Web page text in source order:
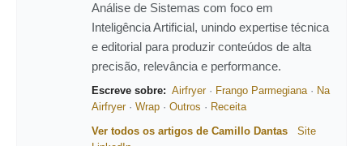
Análise de Sistemas com foco em
Inteligência Artificial, unindo expertise técnica
e editorial para produzir conteúdos de alta
precisão, relevância e performance.
Escreve sobre: Airfryer· Frango Parmegiana· Na
Airfryer· Wrap · Outros · Receita
Ver todos os artigos de Camillo Dantas
Site